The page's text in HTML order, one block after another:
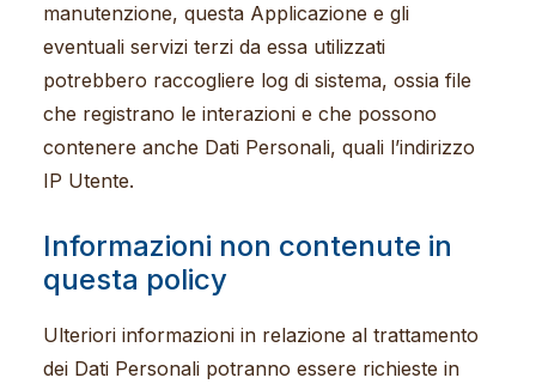
manutenzione, questa Applicazione e gli
eventuali servizi terzi da essa utilizzati
potrebbero raccogliere log di sistema, ossia file
che registrano le interazioni e che possono
contenere anche Dati Personali, quali l’indirizzo
IP Utente.
Informazioni non contenute in
questa policy
Ulteriori informazioni in relazione al trattamento
dei Dati Personali potranno essere richieste in